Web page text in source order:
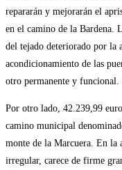
repararán y mejorarán el
en el camino de la Bardena.
del tejado deteriorado por la
acondicionamiento de las
otro permanente y funcional.
Por otro lado, 42.239,99
camino municipal
monte de la Marcuera. En la
irregular, carece de firme